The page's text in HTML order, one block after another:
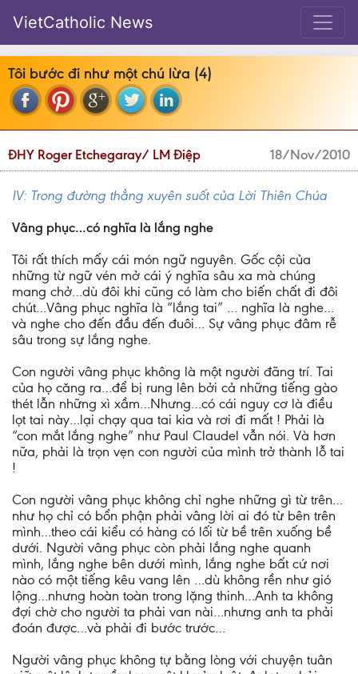
VietCatholic News
Tôi bước đi như một chú lừa (4)
ĐHY Roger Etchegaray/ LM Điệp 18/Nov/2010
IV: Trong đường thẳng xuyên suốt của Lời Thiên Chúa
Vâng phục…có nghĩa là lắng nghe
Tôi rất thích mấy cái món ngữ nguyên. Gốc cội của
những từ ngữ vén mở cái ý nghĩa sâu xa mà chúng
mang chở…dù đôi khi cũng có làm cho biến chất đi đôi
chút…Vâng phục nghĩa là “lắng tai” … nghĩa là nghe…
và nghe cho đến đầu đến đuôi… Sự vâng phục đâm rễ
sâu trong sự lắng nghe.
Con người vâng phục không là một người đãng trí. Tai
của họ căng ra…để bị rung lên bởi cả những tiếng gào
thét lẫn những xì xầm…Nhưng…có cái nguy cơ là điều
lọt tai này…lại chạy qua tai kia và rơi đi mất ! Phải là
“con mắt lắng nghe” như Paul Claudel vẫn nói. Và hơn
nữa, phải là trọn vẹn con người của mình trở thành lỗ tai
!
Con người vâng phục không chỉ nghe những gì từ trên…
như họ chỉ có bổn phận phải vâng lời ai đó từ bên trên
mình…theo cái kiểu có hàng có lối từ bề trên xuống bề
dưới. Người vâng phục còn phải lắng nghe quanh
mình, lắng nghe bên dưới mình, lắng nghe bất cứ nơi
nào có một tiếng kêu vang lên …dù không rền như gió
lộng…nhưng hoàn toàn trong lặng thinh…Anh ta không
đợi chờ cho người ta phải van nài…nhưng anh ta phải
đoán được…và phải đi bước trước…
Người vâng phục không tự bằng lòng với chuyện tuân